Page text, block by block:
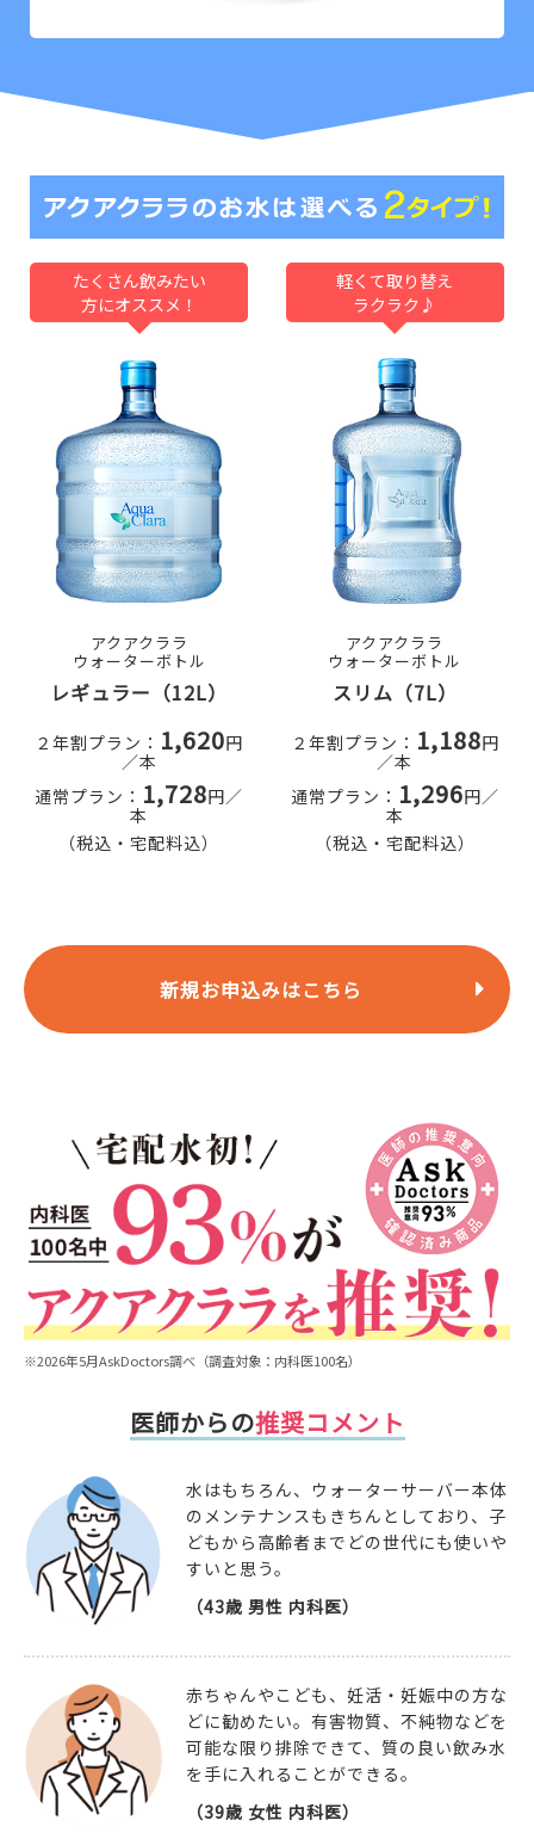
たくさん飲みたい
方にオススメ！
アクアクララ
ウォーターボトル
レギュラー（12L）
２年割プラン： 1,620円
／本
通常プラン： 1,728円／
本
（税込・宅配料込）
軽くて取り替え
ラクラク♪
アクアクララ
ウォーターボトル
スリム（7L）
２年割プラン： 1,188円
／本
通常プラン： 1,296円／
本
（税込・宅配料込）
新規お申込みはこちら
※2026年5月AskDoctors調べ（調査対象：内科医100名）
医師からの推奨コメント
水はもちろん、ウォーターサーバー本体
のメンテナンスもきちんとしており、子
どもから高齢者までどの世代にも使いや
すいと思う。
（43歳 男性 内科医）
赤ちゃんやこども、妊活・妊娠中の方な
どに勧めたい。有害物質、不純物などを
可能な限り排除できて、質の良い飲み水
を手に入れることができる。
（39歳 女性 内科医）